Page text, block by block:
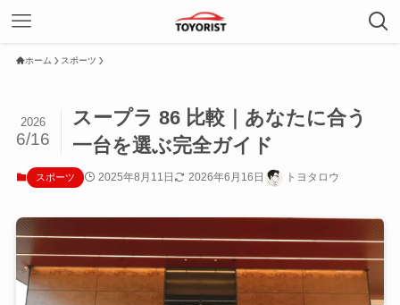
ホーム スポーツ
スープラ 86 比較｜あなたに合う
一台を選ぶ完全ガイド
2026
6/16
スポーツ 2025年8月11日 2026年6月16日 トヨタロウ